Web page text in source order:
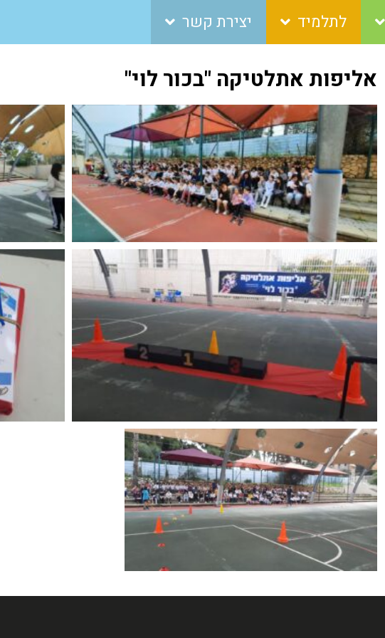
לתלמיד יצירת קשר
אליפות אתלטיקה "בכור לוי"